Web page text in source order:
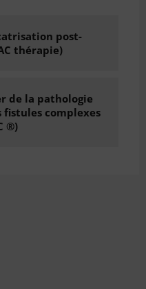
post-
thérapie)
de la pathologie
complexes
®)